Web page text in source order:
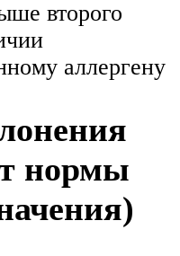
второго
аллергену
нормы